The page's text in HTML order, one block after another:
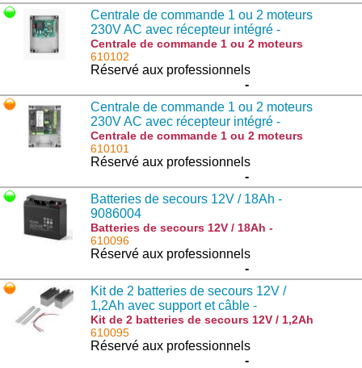
Centrale de commande 1 ou 2 moteurs
230V AC avec récepteur intégré -
9176213
Centrale de commande 1 ou 2 moteurs
230V AC avec récepteur intégré - 9176213
: BRAINY
610102
Réservé aux professionnels
-
Centrale de commande 1 ou 2 moteurs
230V AC avec récepteur intégré -
917603674
Centrale de commande 1 ou 2 moteurs
230V AC avec récepteur intégré -
917603674 : BRAINY PLUS
610101
Réservé aux professionnels
-
Batteries de secours 12V / 18Ah -
9086004
Batteries de secours 12V / 18Ah -
9086004 : DA.BT18
610096
Réservé aux professionnels
-
Kit de 2 batteries de secours 12V /
1,2Ah avec support et câble -
952002537
Kit de 2 batteries de secours 12V / 1,2Ah
avec support et câble - 952002537 :
JACK.BAT
610095
Réservé aux professionnels
-